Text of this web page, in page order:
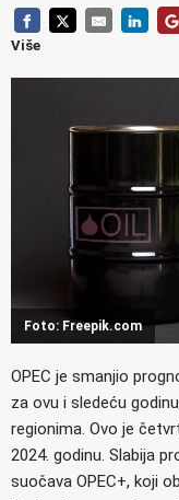
Više
Foto: Freepik.com
OPEC je smanjio
za ovu i sledeću
regionima. Ovo je
2024. godinu. Slabija
suočava OPEC+, koji